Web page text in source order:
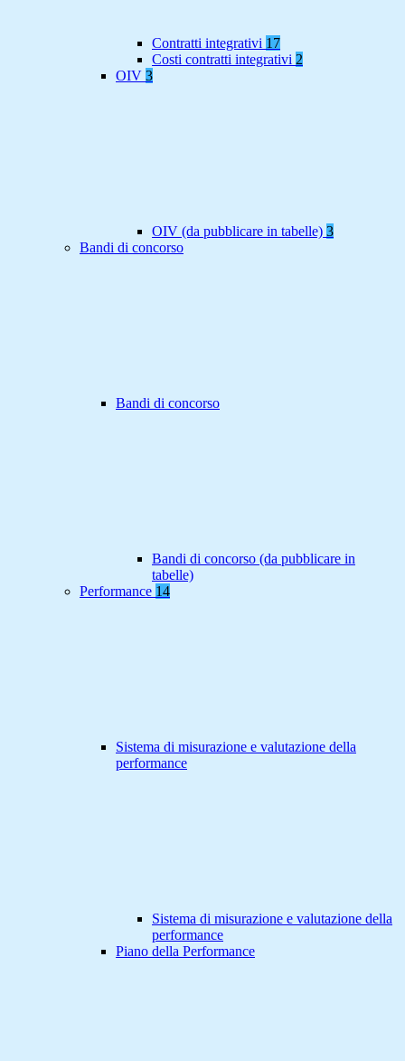
Contratti integrativi 17
Costi contratti integrativi 2
OIV 3
OIV (da pubblicare in tabelle) 3
Bandi di concorso
Bandi di concorso
Bandi di concorso (da pubblicare in
tabelle)
Performance 14
Sistema di misurazione e valutazione della
performance
Sistema di misurazione e valutazione della
performance
Piano della Performance